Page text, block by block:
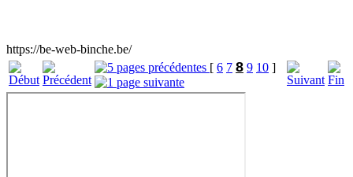
https://be-web-binche.be/
[ 6 7 8 9 10 ]